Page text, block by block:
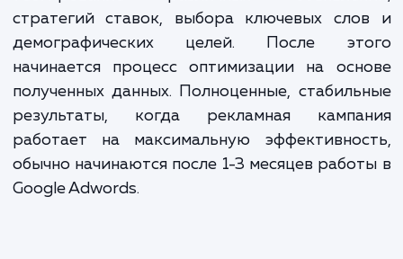
ЗАКАЗАТЬ УСЛУГИ
Сколько времени